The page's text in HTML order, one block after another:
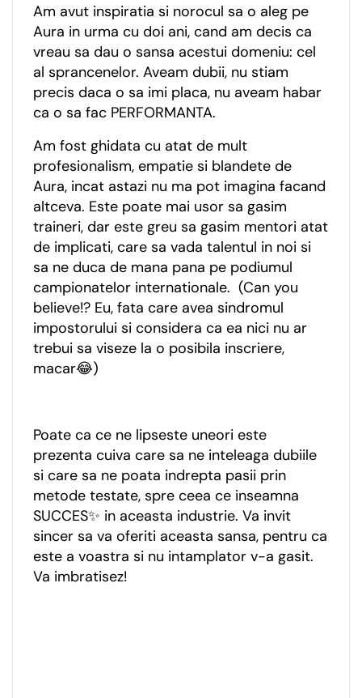
Am avut inspiratia si norocul sa o aleg pe
Aura in urma cu doi ani, cand am decis ca
vreau sa dau o sansa acestui domeniu: cel
al sprancenelor. Aveam dubii, nu stiam
precis daca o sa imi placa, nu aveam habar
ca o sa fac PERFORMANTA.
Am fost ghidata cu atat de mult
profesionalism, empatie si blandete de
Aura, incat astazi nu ma pot imagina facand
altceva. Este poate mai usor sa gasim
traineri, dar este greu sa gasim mentori atat
de implicati, care sa vada talentul in noi si
sa ne duca de mana pana pe podiumul
campionatelor internationale. (Can you
believe!? Eu, fata care avea sindromul
impostorului si considera ca ea nici nu ar
trebui sa viseze la o posibila inscriere,
macar😂)
Poate ca ce ne lipseste uneori este
prezenta cuiva care sa ne inteleaga dubiile
si care sa ne poata indrepta pasii prin
metode testate, spre ceea ce inseamna
SUCCES✨ in aceasta industrie. Va invit
sincer sa va oferiti aceasta sansa, pentru ca
este a voastra si nu intamplator v-a gasit.
Va imbratisez!